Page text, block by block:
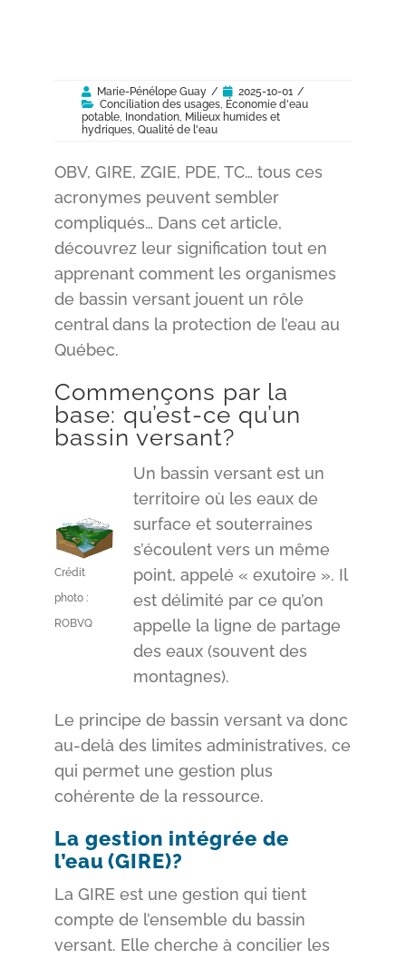
Marie-Pénélope Guay / 2025-10-01 /
Conciliation des usages, Économie d'eau
potable, Inondation, Milieux humides et
hydriques, Qualité de l'eau
OBV, GIRE, ZGIE, PDE, TC… tous ces
acronymes peuvent sembler
compliqués… Dans cet article,
découvrez leur signification tout en
apprenant comment les organismes
de bassin versant jouent un rôle
central dans la protection de l’eau au
Québec.
Commençons par la
base: qu’est-ce qu’un
bassin versant?
Crédit
photo :
ROBVQ
Un bassin versant est un
territoire où les eaux de
surface et souterraines
s’écoulent vers un même
point, appelé « exutoire ». Il
est délimité par ce qu’on
appelle la ligne de partage
des eaux (souvent des
montagnes).
Le principe de bassin versant va donc
au-delà des limites administratives, ce
qui permet une gestion plus
cohérente de la ressource.
La gestion intégrée de
l’eau (GIRE)?
La GIRE est une gestion qui tient
compte de l’ensemble du bassin
versant. Elle cherche à concilier les